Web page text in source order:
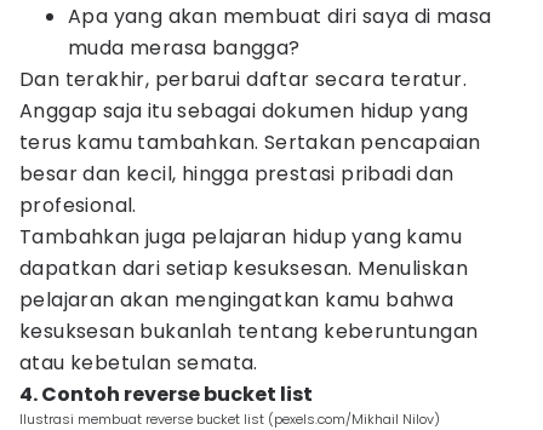
Apa yang akan membuat diri saya di masa
muda merasa bangga?
Dan terakhir, perbarui daftar secara teratur.
Anggap saja itu sebagai dokumen hidup yang
terus kamu tambahkan. Sertakan pencapaian
besar dan kecil, hingga prestasi pribadi dan
profesional.
Tambahkan juga pelajaran hidup yang kamu
dapatkan dari setiap kesuksesan. Menuliskan
pelajaran akan mengingatkan kamu bahwa
kesuksesan bukanlah tentang keberuntungan
atau kebetulan semata.
4. Contoh reverse bucket list
Ilustrasi membuat reverse bucket list (pexels.com/Mikhail Nilov)